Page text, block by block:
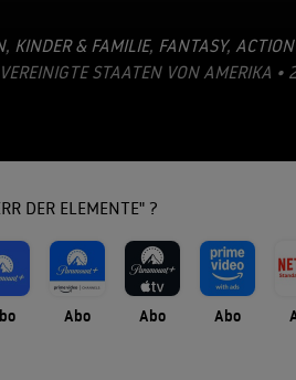
, KINDER & FAMILIE, FANTASY,
STAATEN VON AMERIKA •
DER ELEMENTE" ?
Abo Abo Abo